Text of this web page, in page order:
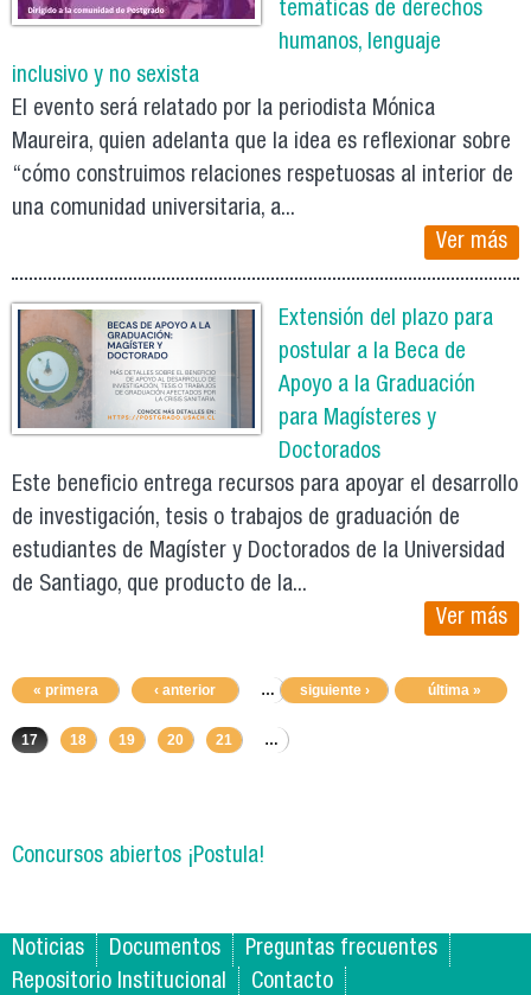
temáticas de derechos
humanos, lenguaje
inclusivo y no sexista
El evento será relatado por la periodista Mónica
Maureira, quien adelanta que la idea es reflexionar sobre
“cómo construimos relaciones respetuosas al interior de
una comunidad universitaria, a...
Ver más
Extensión del plazo para
postular a la Beca de
Apoyo a la Graduación
para Magísteres y
Doctorados
Este beneficio entrega recursos para apoyar el desarrollo
de investigación, tesis o trabajos de graduación de
estudiantes de Magíster y Doctorados de la Universidad
de Santiago, que producto de la...
Ver más
« primera ‹ anterior … 13 14 16
17 18 19 20 21 …
siguiente › última »
Concursos abiertos ¡Postula!
Noticias Documentos
Preguntas frecuentes
Repositorio Institucional
Contacto